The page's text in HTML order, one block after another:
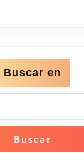
Artes
Escénicas
Buscar en
Buscar